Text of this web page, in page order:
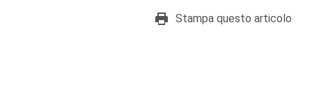
Stampa questo articolo